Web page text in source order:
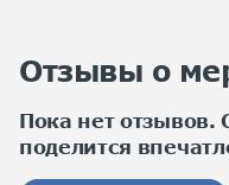
Отзывы о
Пока нет отзывов.
поделится